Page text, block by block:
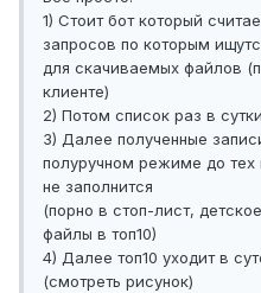
1) Стоит бот который
запросов по которым
для скачиваемых файлов
клиенте)
2) Потом список раз в
3) Далее полученные
полуручном режиме до тех
не заполнится
(порно в стоп-лист,
файлы в топ10)
4) Далее топ10 уходит в
(смотреть рисунок)